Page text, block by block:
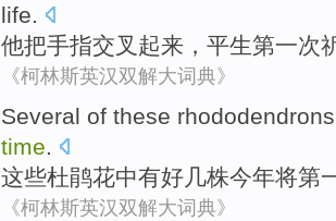
life.
他把手指交叉 起来，平生第一次
《柯林斯英汉双解大词典》
Several of these rhododendrons
time.
这些杜鹃花中有好几株今年将第
《柯林斯英汉双解大词典》